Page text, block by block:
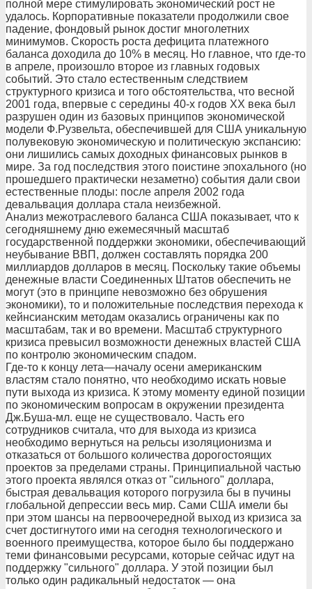
полной мере стимулировать экономический рост не
удалось. Корпоративные показатели продолжили свое
падение, фондовый рынок достиг многолетних
минимумов. Скорость роста дефицита платежного
баланса доходила до 10% в месяц. Но главное, что где-то
в апреле, произошло второе из главных годовых
событий. Это стало естественным следствием
структурного кризиса и того обстоятельства, что весной
2001 года, впервые с середины 40-х годов XX века был
разрушен один из базовых принципов экономической
модели Ф.Рузвельта, обеспечившей для США уникальную
полувековую экономическую и политическую экспансию:
они лишились самых доходных финансовых рынков в
мире. За год последствия этого поистине эпохального (но
прошедшего практически незаметно) события дали свои
естественные плоды: после апреля 2002 года
девальвация доллара стала неизбежной.
Анализ межотраслевого баланса США показывает, что к
сегодняшнему дню ежемесячный масштаб
государственной поддержки экономики, обеспечивающий
неубывание ВВП, должен составлять порядка 200
миллиардов долларов в месяц. Поскольку такие объемы
денежные власти Соединенных Штатов обеспечить не
могут (это в принципе невозможно без обрушения
экономики), то и положительные последствия перехода к
кейнсианским методам оказались ограничены как по
масштабам, так и во времени. Масштаб структурного
кризиса превысил возможности денежных властей США
по контролю экономическим спадом.
Где-то к концу лета—началу осени американским
властям стало понятно, что необходимо искать новые
пути выхода из кризиса. К этому моменту единой позиции
по экономическим вопросам в окружении президента
Дж.Буша-мл. еще не существовало. Часть его
сотрудников считала, что для выхода из кризиса
необходимо вернуться на рельсы изоляционизма и
отказаться от большого количества дорогостоящих
проектов за пределами страны. Принципиальной частью
этого проекта являлся отказ от "сильного" доллара,
быстрая девальвация которого погрузила бы в пучины
глобальной депрессии весь мир. Сами США имели бы
при этом шансы на первоочередной выход из кризиса за
счет достигнутого ими на сегодня технологического и
военного преимущества, которое было бы поддержано
теми финансовыми ресурсами, которые сейчас идут на
поддержку "сильного" доллара. У этой позиции был
только один радикальный недостаток — она